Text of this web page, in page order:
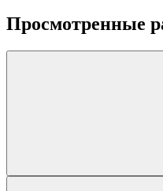
Просмотренные